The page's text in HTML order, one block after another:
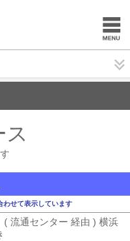
ス
わせて表示しています
( 流通センター 経由 ) 横浜